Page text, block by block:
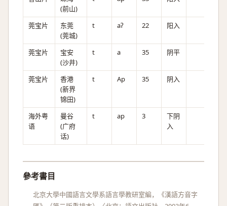
(前山)
莞宝片
东莞
(莞城)
t aʔ 22 阳入
莞宝片
宝安
(沙井)
t a 35 阴平
莞宝片
香港
(新界
锦田)
t Ap 35 阴入
海外粤
语
曼谷
(广府
话)
t ap 3
下阴
入
參考書目
北京大學中國語言文學系語言學教研室編，《漢語方音字